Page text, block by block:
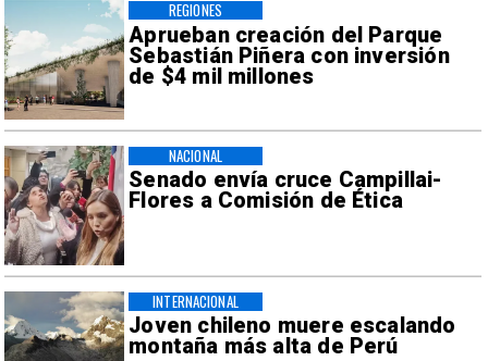
Aprueban creación del Parque
Sebastián Piñera con inversión
de $4 mil millones
REGIONES
Senado envía cruce Campillai-
Flores a Comisión de Ética
NACIONAL
Joven chileno muere escalando
montaña más alta de Perú
INTERNACIONAL